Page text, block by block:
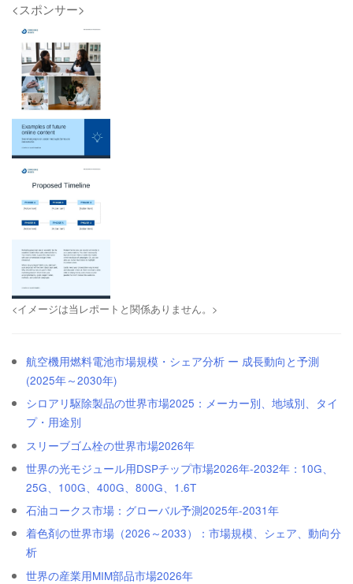
<スポンサー>
<イメージは当レポートと関係ありません。>
航空機用燃料電池市場規模・シェア分析 ー 成長動向と予測
(2025年～2030年)
シロアリ駆除製品の世界市場2025：メーカー別、地域別、タイ
プ・用途別
スリーブゴム栓の世界市場2026年
世界の光モジュール用DSPチップ市場2026年-2032年：10G、
25G、100G、400G、800G、1.6T
石油コークス市場：グローバル予測2025年-2031年
着色剤の世界市場（2026～2033）：市場規模、シェア、動向分
析
世界の産業用MIM部品市場2026年